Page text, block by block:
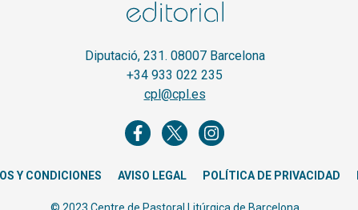
Diputació, 231. 08007 Barcelona
+34 933 022 235
cpl@cpl.es
Y CONDICIONES AVISO LEGAL POLÍTICA DE PRIVACIDAD